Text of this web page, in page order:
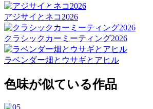
アジサイとネコ2026
クラシックカーミーティング2026
ラベンダー畑とウサギとアヒル
色味が似ている作品